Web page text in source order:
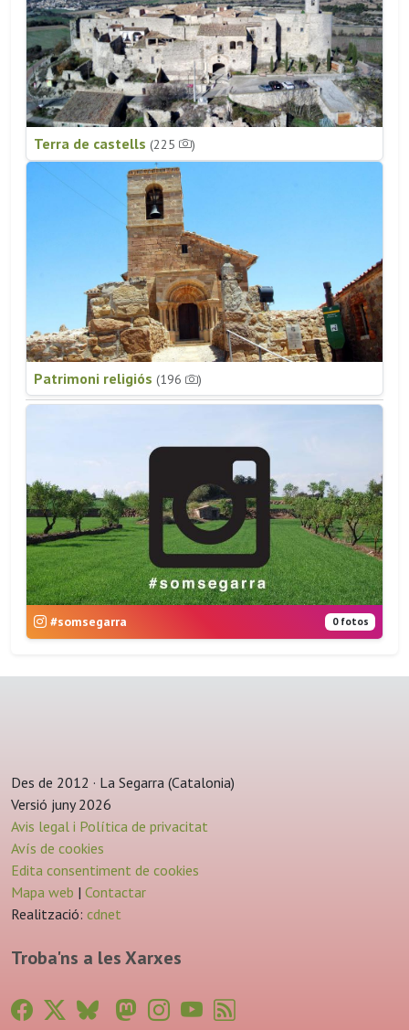
Terra de castells (225 )
Patrimoni religiós (196 )
#somsegarra 0 fotos
Des de 2012 · La Segarra (Catalonia)
Versió juny 2026
Avis legal i Política de privacitat
Avís de cookies
Edita consentiment de cookies
Mapa web | Contactar
Realització: cdnet
Troba'ns a les Xarxes